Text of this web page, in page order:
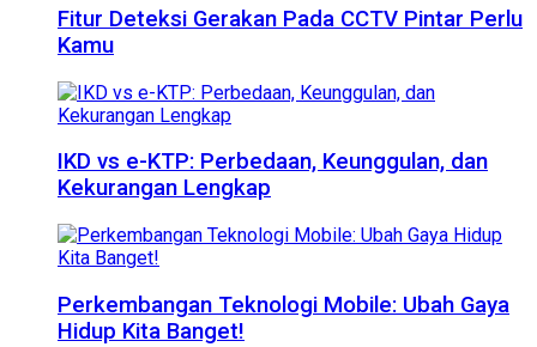
Fitur Deteksi Gerakan Pada CCTV Pintar Perlu
Kamu
IKD vs e-KTP: Perbedaan, Keunggulan, dan
Kekurangan Lengkap
Perkembangan Teknologi Mobile: Ubah Gaya
Hidup Kita Banget!